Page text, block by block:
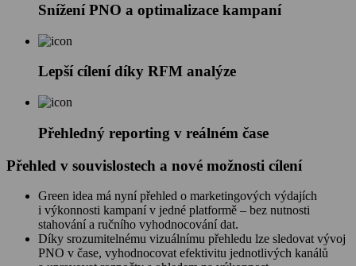
Snížení PNO a optimalizace kampaní
Lepší cílení díky RFM analýze
Přehledný reporting v reálném čase
Přehled v souvislostech a nové možnosti cílení
Green idea má nyní přehled o marketingových výdajích
i výkonnosti kampaní v jedné platformě – bez nutnosti
stahování a ručního vyhodnocování dat.
Díky srozumitelnému vizuálnímu přehledu lze sledovat vývoj
PNO v čase, vyhodnocovat efektivitu jednotlivých kanálů